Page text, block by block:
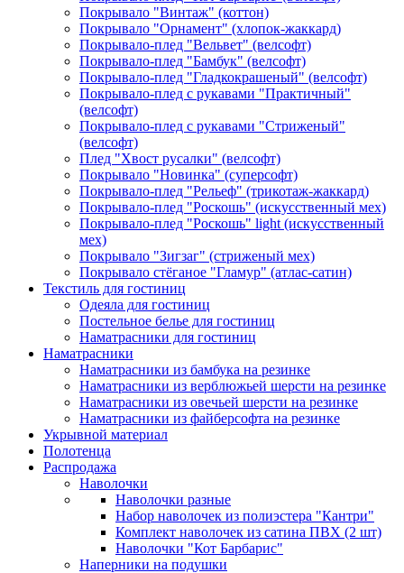
Покрывало "Винтаж" (коттон)
Покрывало "Орнамент" (хлопок-жаккард)
Покрывало-плед "Вельвет" (велсофт)
Покрывало-плед "Бамбук" (велсофт)
Покрывало-плед "Гладкокрашеный" (велсофт)
Покрывало-плед с рукавами "Практичный"
(велсофт)
Покрывало-плед с рукавами "Стриженый"
(велсофт)
Плед "Хвост русалки" (велсофт)
Покрывало "Новинка" (суперсофт)
Покрывало-плед "Рельеф" (трикотаж-жаккард)
Покрывало-плед "Роскошь" (искусственный мех)
Покрывало-плед "Роскошь" light (искусственный
мех)
Покрывало "Зигзаг" (стриженый мех)
Покрывало стёганое "Гламур" (атлас-сатин)
Текстиль для гостиниц
Одеяла для гостиниц
Постельное белье для гостиниц
Наматрасники для гостиниц
Наматрасники
Наматрасники из бамбука на резинке
Наматрасники из верблюжьей шерсти на резинке
Наматрасники из овечьей шерсти на резинке
Наматрасники из файберсофта на резинке
Укрывной материал
Полотенца
Распродажа
Наволочки
Наволочки разные
Набор наволочек из полиэстера "Кантри"
Комплект наволочек из сатина ПВХ (2 шт)
Наволочки "Кот Барбарис"
Наперники на подушки